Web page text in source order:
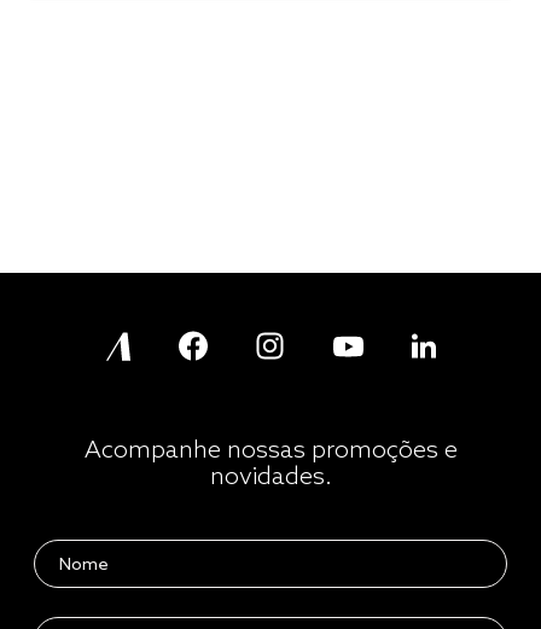
Acompanhe nossas promoções e
novidades.